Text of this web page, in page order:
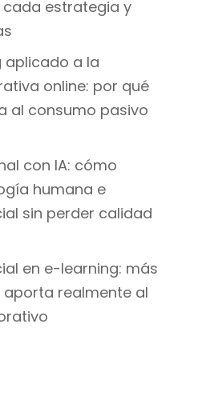
estrategia y
aplicado a la
online: por qué
al consumo pasivo
con IA: cómo
humana e
sin perder calidad
en e-learning: más
aporta realmente al